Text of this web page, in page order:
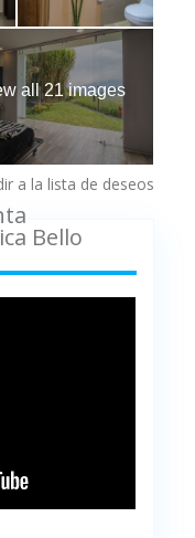
all 21 images
a la lista de deseos
Bello